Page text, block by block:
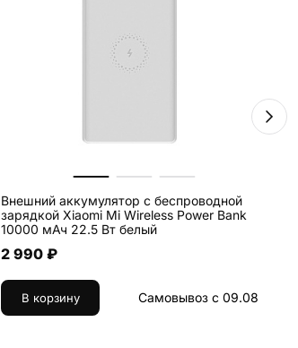
Внешний аккумулятор с беспроводной
зарядкой Xiaomi Mi Wireless Power Bank
10000 мАч 22.5 Вт белый
2 990 ₽
В корзину Самовывоз с 09.08